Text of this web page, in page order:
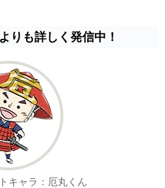
りも詳しく発信中！
キャラ：厄丸くん